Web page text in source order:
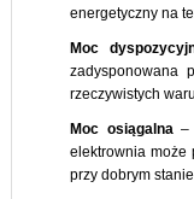
energetyczny na
Moc
zadysponowana
rzeczywistych
Moc osiągalna–
elektrownia może
przy dobrym